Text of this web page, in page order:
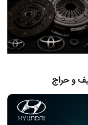
و حراج